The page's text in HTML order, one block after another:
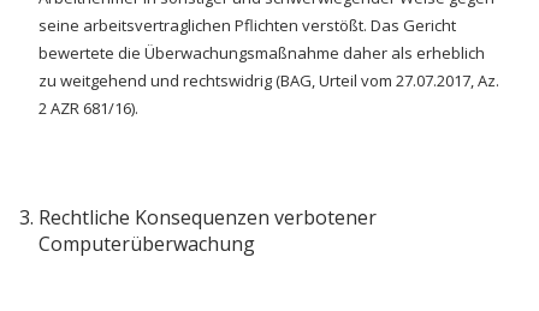
seine arbeitsvertraglichen Pflichten verstößt. Das Gericht
bewertete die Überwachungsmaßnahme daher als erheblich
zu weitgehend und rechtswidrig (BAG, Urteil vom 27.07.2017, Az.
2 AZR 681/16).
Rechtliche Konsequenzen verbotener
Computerüberwachung